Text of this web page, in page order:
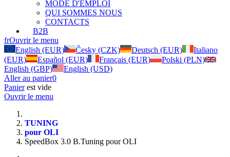
MODE D'EMPLOI
QUI SOMMES NOUS
CONTACTS
B2B
frOuvrir le menu
English (EUR)
Česky (CZK) Deutsch (EUR)
Italiano
(EUR)
Español (EUR) Français (EUR)
Polski (PLN)
English (GBP)
English (USD)
Aller au panier0
Panierest vide
Ouvrir le menu
TUNING
pour OLI
SpeedBox 3.0 B.Tuning pour OLI